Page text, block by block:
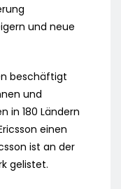
und neue
beschäftigt
und
in 180 Ländern
einen
ist an der
gelistet.